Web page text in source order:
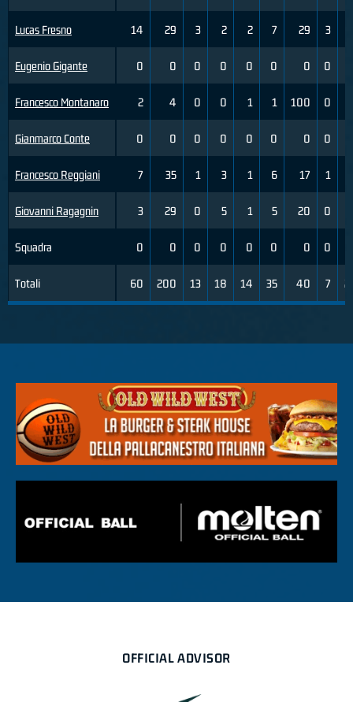
Lucas Fresno
Eugenio Gigante
Francesco Montanaro
Gianmarco Conte
Francesco Reggiani
Giovanni Ragagnin
Squadra
Totali
14 29 3 2 2 7 29 3
0 0 0 0 0 0 0 0
2 4 0 0 1 1 100 0
0 0 0 0 0 0 0 0
7 35 1 3 1 6 17 1
3 29 0 5 1 5 20 0
0 0 0 0 0 0 0 0
60 200 13 18 14 35 40 7
OFFICIAL ADVISOR